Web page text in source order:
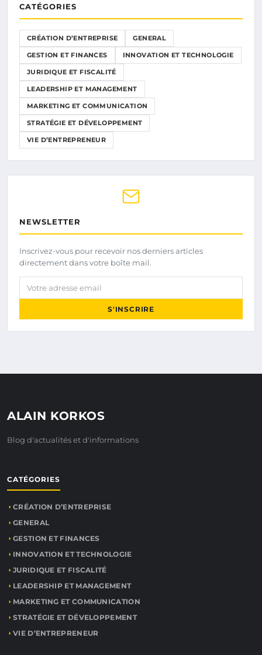
CATÉGORIES
CRÉATION D’ENTREPRISE GENERAL
GESTION ET FINANCES INNOVATION ET TECHNOLOGIE
JURIDIQUE ET FISCALITÉ
LEADERSHIP ET MANAGEMENT
MARKETING ET COMMUNICATION
STRATÉGIE ET DÉVELOPPEMENT
VIE D’ENTREPRENEUR
NEWSLETTER
Inscrivez-vous pour recevoir nos derniers articles
directement dans votre boîte mail.
Votre adresse email
S'INSCRIRE
ALAIN KORKOS
Blog d'actualités et d'informations
CATÉGORIES
CRÉATION D’ENTREPRISE
GENERAL
GESTION ET FINANCES
INNOVATION ET TECHNOLOGIE
JURIDIQUE ET FISCALITÉ
LEADERSHIP ET MANAGEMENT
MARKETING ET COMMUNICATION
STRATÉGIE ET DÉVELOPPEMENT
VIE D’ENTREPRENEUR